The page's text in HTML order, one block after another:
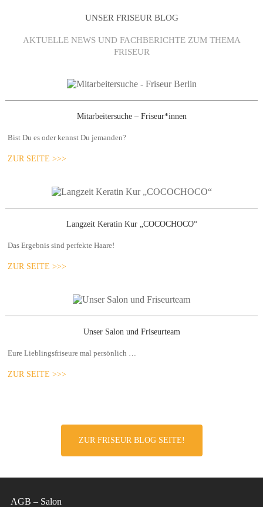
UNSER FRISEUR BLOG
AKTUELLE NEWS UND FACHBERICHTE ZUM THEMA
FRISEUR
Mitarbeitersuche – Friseur*innen
Bist Du es oder kennst Du jemanden?
ZUR SEITE >>>
Langzeit Keratin Kur „COCOCHOCO“
Das Ergebnis sind perfekte Haare!
ZUR SEITE >>>
Unser Salon und Friseurteam
Eure Lieblingsfriseure mal persönlich …
ZUR SEITE >>>
ZUR FRISEUR BLOG SEITE!
AGB – Salon